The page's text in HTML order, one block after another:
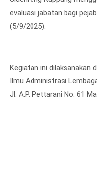
evaluasi jabatan bagi
(5/9/2025).
Kegiatan ini dilaksanakan
Ilmu Administrasi
Jl. A.P. Pettarani No. 61